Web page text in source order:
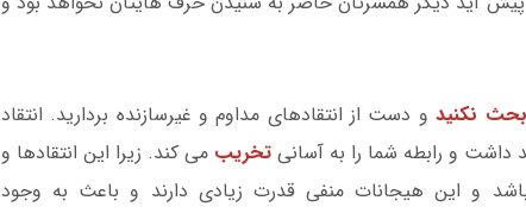
نکنید و دست از انتقادهای مداوم و غیرسازنده بردارید. انتقاد
داشت و رابطه شما را به آسانی تخریب می کند. زیرا این انتقادها و
و این هیجانات منفی قدرت زیادی دارند و باعث به وجود